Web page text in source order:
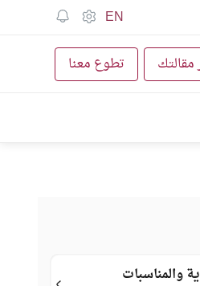
EN
مقالتك تطوع معنا
والمناسبات